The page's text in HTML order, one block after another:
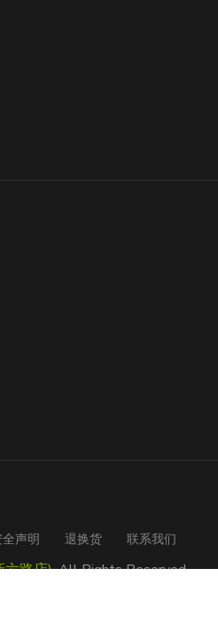
声明 退换货 联系我们
六路店). All Rights Reserved